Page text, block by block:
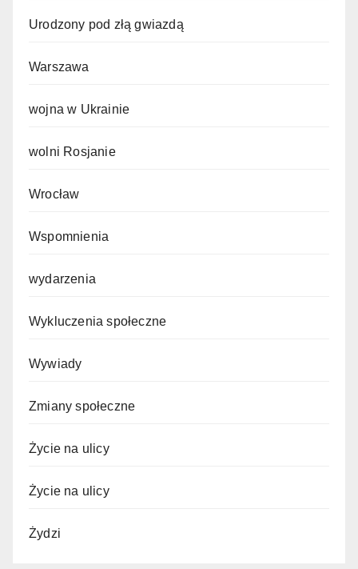
Urodzony pod złą gwiazdą
Warszawa
wojna w Ukrainie
wolni Rosjanie
Wrocław
Wspomnienia
wydarzenia
Wykluczenia społeczne
Wywiady
Zmiany społeczne
Życie na ulicy
Życie na ulicy
Żydzi